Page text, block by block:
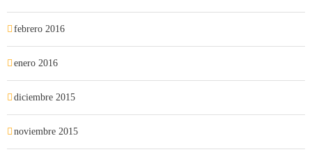
febrero 2016
enero 2016
diciembre 2015
noviembre 2015